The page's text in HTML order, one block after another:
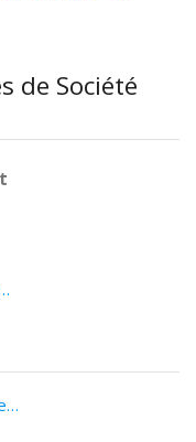
de Société
19 Avenue Léon Aubin
Société Générale Chabeuil 11 Rue de L'hôpital